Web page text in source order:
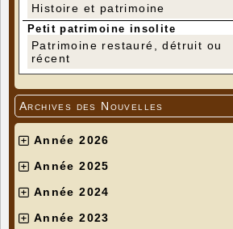
Histoire et patrimoine
Petit patrimoine insolite
Patrimoine restauré, détruit ou
récent
Archives des Nouvelles
Année 2026
Année 2025
Année 2024
Année 2023